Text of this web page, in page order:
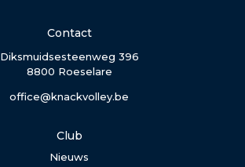
Contact
Diksmuidsesteenweg 396
8800 Roeselare
office@knackvolley.be
Club
Nieuws